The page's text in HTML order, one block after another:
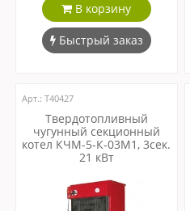
В корзину
Быстрый заказ
Арт.: Т40427
Твердотопливный
чугунный секционный
котел КЧМ-5-К-03М1, 3сек.
21 кВт